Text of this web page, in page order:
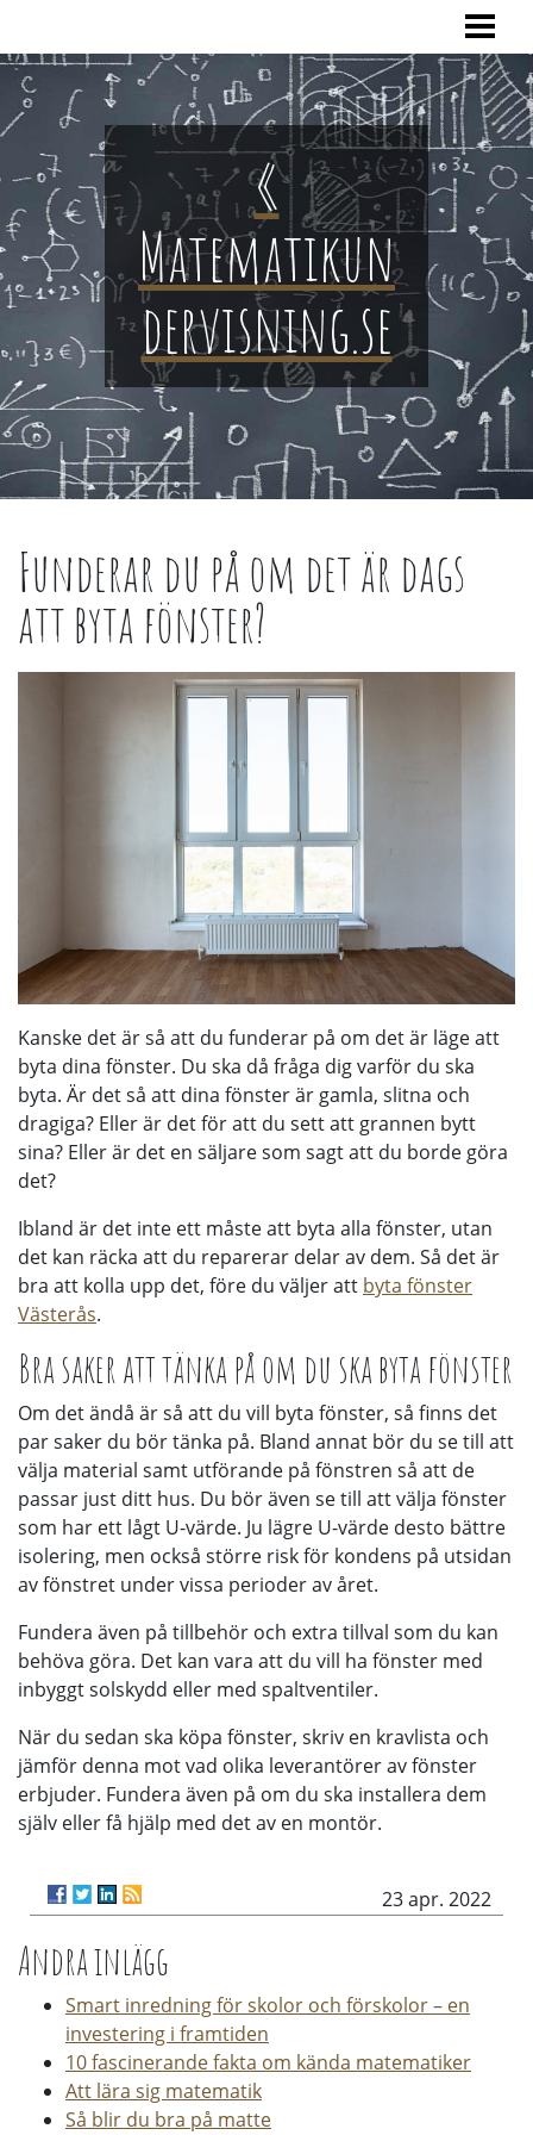
«
Matematikun
dervisning.se
Funderar du på om det är dags
att byta fönster?
Kanske det är så att du funderar på om det är läge att
byta dina fönster. Du ska då fråga dig varför du ska
byta. Är det så att dina fönster är gamla, slitna och
dragiga? Eller är det för att du sett att grannen bytt
sina? Eller är det en säljare som sagt att du borde göra
det?
Ibland är det inte ett måste att byta alla fönster, utan
det kan räcka att du reparerar delar av dem. Så det är
bra att kolla upp det, före du väljer att byta fönster
Västerås.
Bra saker att tänka på om du ska byta fönster
Om det ändå är så att du vill byta fönster, så finns det
par saker du bör tänka på. Bland annat bör du se till att
välja material samt utförande på fönstren så att de
passar just ditt hus. Du bör även se till att välja fönster
som har ett lågt U-värde. Ju lägre U-värde desto bättre
isolering, men också större risk för kondens på utsidan
av fönstret under vissa perioder av året.
Fundera även på tillbehör och extra tillval som du kan
behöva göra. Det kan vara att du vill ha fönster med
inbyggt solskydd eller med spaltventiler.
När du sedan ska köpa fönster, skriv en kravlista och
jämför denna mot vad olika leverantörer av fönster
erbjuder. Fundera även på om du ska installera dem
själv eller få hjälp med det av en montör.
23 apr. 2022
Andra inlägg
Smart inredning för skolor och förskolor – en
investering i framtiden
10 fascinerande fakta om kända matematiker
Att lära sig matematik
Så blir du bra på matte